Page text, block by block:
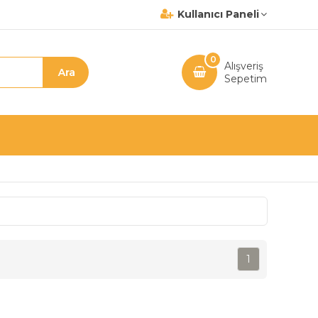
Kullanıcı Paneli
Alışveriş
Sepetim
0
1